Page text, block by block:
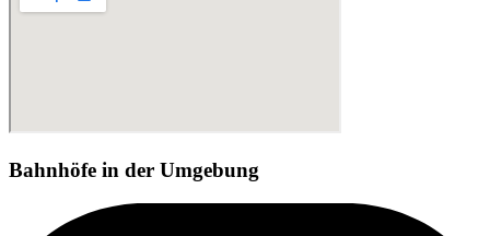
Bahnhöfe in der Umgebung